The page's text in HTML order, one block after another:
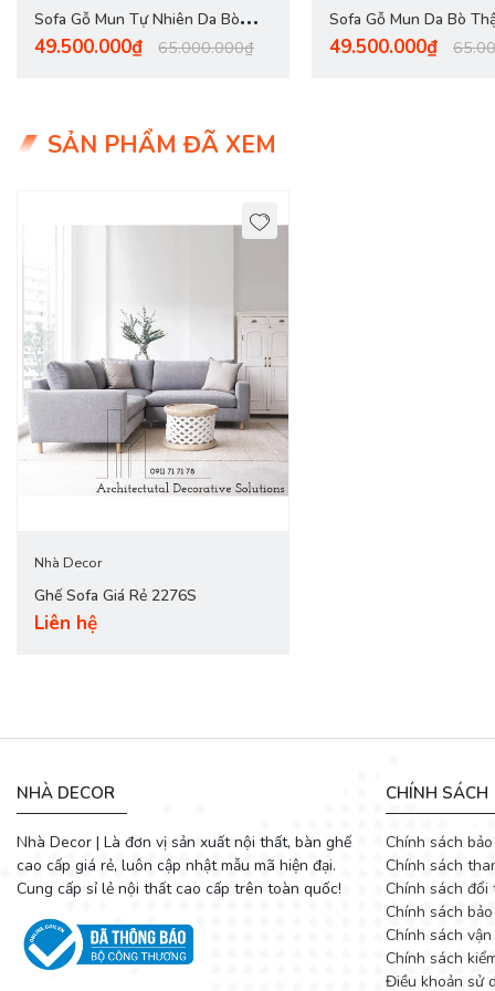
- Đệm mút: Nệm cứng, mềm, hoặc bằng bông ép (tùy chọn).
Sofa Gỗ Mun Tự Nhiên Da Bò
1096T
49.500.000₫ 65.000.000₫
Sofa Gỗ Mun Da Bò
49.500.000₫
SẢN PHẨM ĐÃ XEM
Nhà Decor
Ghế Sofa Giá Rẻ 2276S
Liên hệ
NHÀ DECOR
Nhà Decor | Là đơn vị sản xuất nội thất, bàn ghế
cao cấp giá rẻ, luôn cập nhật mẫu mã hiện đại.
Cung cấp sỉ lẻ nội thất cao cấp trên toàn quốc!
CHÍNH SÁCH
Chính sách
Chính sách
Chính sách đổi
Chính sách
Chính sách
Chính sách
Điều khoản sử